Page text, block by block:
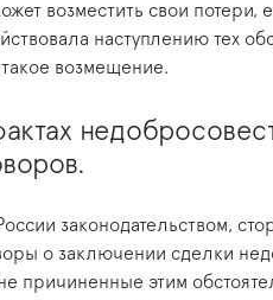
возместить свои потери,
наступлению тех
возмещение.
законодательством,
о заключении сделки
причиненные этим